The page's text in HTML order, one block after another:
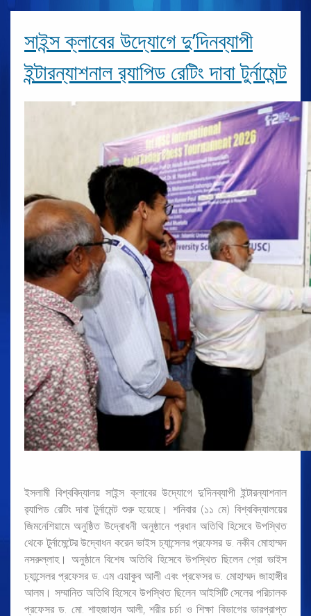
সাইন্স ক্লাবের উদ্যোগে দু’দিনব্যাপী
ইন্টারন্যাশনাল র‍্যাপিড রেটিং দাবা টুর্নামেন্ট
ইসলামী বিশ্ববিদ্যালয় সাইন্স ক্লাবের উদ্যোগে দু’দিনব্যাপী ইন্টারন্যাশনাল
র্যাপিড রেটিং দাবা টুর্নামেন্ট শুরু হয়েছে। শনিবার (১১ মে) বিশ্ববিদ্যালয়ের
জিমনেশিয়ামে অনুষ্ঠিত উদ্বোধনী অনুষ্ঠানে প্রধান অতিথি হিসেবে উপস্থিত
থেকে টুর্নামেন্টের উদ্বোধন করেন ভাইস চ্যান্সেলর প্রফেসর ড. নকীব মোহাম্মদ
নসরুল্লাহ। অনুষ্ঠানে বিশেষ অতিথি হিসেবে উপস্থিত ছিলেন প্রো ভাইস
চ্যান্সেলর প্রফেসর ড. এম এয়াকুব আলী এবং প্রফেসর ড. মোহাম্মদ জাহাঙ্গীর
আলম। সম্মানিত অতিথি হিসেবে উপস্থিত ছিলেন আইসিটি সেলের পরিচালক
প্রফেসর ড. মো. শাহজাহান আলী, শরীর চর্চা ও শিক্ষা বিভাগের ভারপ্রাপ্ত